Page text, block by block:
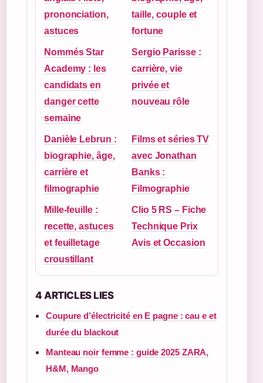
prononciation,
astuces
taille, couple et
fortune
Nommés Star
Academy : les
candidats en
danger cette
semaine
Sergio Parisse :
carrière, vie
privée et
nouveau rôle
Danièle Lebrun :
biographie, âge,
carrière et
filmographie
Films et séries TV
avec Jonathan
Banks :
Filmographie
Mille-feuille :
recette, astuces
et feuilletage
croustillant
Clio 5 RS – Fiche
Technique Prix
Avis et Occasion
4 ARTICLES LIES
Coupure d’électricité en E pagne : cau e et
durée du blackout
Manteau noir femme : guide 2025 ZARA,
H&M, Mango